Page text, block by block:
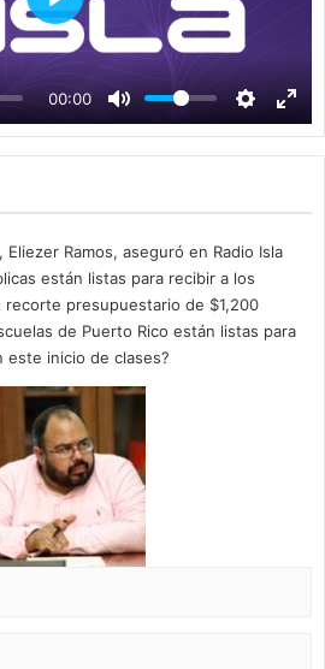
00:00
P
a
y
Ramos, aseguró en Radio Isla
están listas para recibir a los
presupuestario de $1,200
de Puerto Rico están listas para
este inicio de clases?